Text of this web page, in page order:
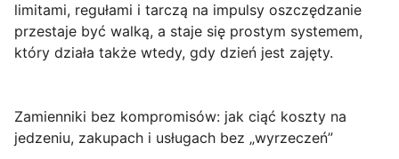
limitami, regułami i tarczą na impulsy oszczędzanie
przestaje być walką, a staje się prostym systemem,
który działa także wtedy, gdy dzień jest zajęty.
Zamienniki bez kompromisów: jak ciąć koszty na
jedzeniu, zakupach i usługach bez „wyrzeczeń”